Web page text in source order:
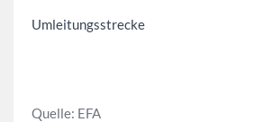
Umleitungsstrecke
Quelle: EFA